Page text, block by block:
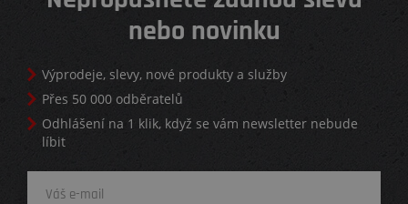
nebo novinku
Výprodeje, slevy, nové produkty a služby
Přes 50 000 odběratelů
Odhlášení na 1 klik, když se vám newsletter nebude
líbit